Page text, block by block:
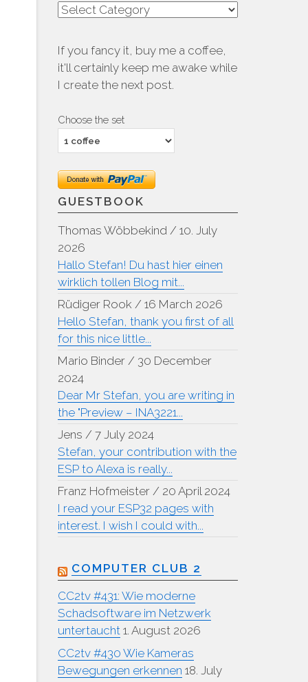
Categories
If you fancy it, buy me a coffee,
it'll certainly keep me awake while
I create the next post.
Choose the set
GUESTBOOK
Thomas Wöbbekind / 10. July
2026
Hallo Stefan! Du hast hier einen
wirklich tollen Blog mit...
Rüdiger Rook / 16 March 2026
Hello Stefan, thank you first of all
for this nice little...
Mario Binder/ 30 December
2024
Dear Mr Stefan, you are writing in
the "Preview – INA3221...
Jens / 7 July 2024
Stefan, your contribution with the
ESP to Alexa is really...
Franz Hofmeister/ 20 April 2024
I read your ESP32 pages with
interest. I wish I could with...
COMPUTER CLUB 2
CC2tv #431: Wie moderne
Schadsoftware im Netzwerk
untertaucht 1. August 2026
CC2tv #430 Wie Kameras
Bewegungen erkennen 18. July